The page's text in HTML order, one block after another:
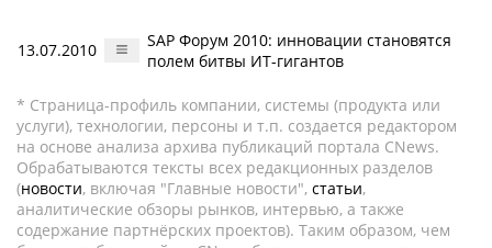
13.07.2010
SAP Форум 2010: инновации становятся
полем битвы ИТ-гигантов
* Страница-профиль компании, системы (продукта или
услуги), технологии, персоны и т.п. создается редактором
на основе анализа архива публикаций портала CNews.
Обрабатываются тексты всех редакционных разделов
(новости, включая "Главные новости", статьи,
аналитические обзоры рынков, интервью, а также
содержание партнёрских проектов). Таким образом, чем